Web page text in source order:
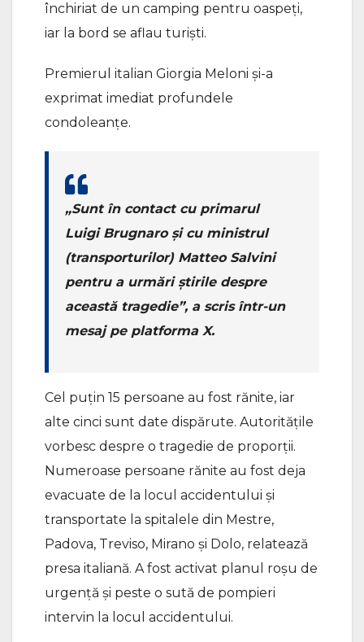
închiriat de un camping pentru oaspeţi,
iar la bord se aflau turişti.
Premierul italian Giorgia Meloni şi-a
exprimat imediat profundele
condoleanţe.
„Sunt în contact cu primarul
Luigi Brugnaro şi cu ministrul
(transporturilor) Matteo Salvini
pentru a urmări ştirile despre
această tragedie”, a scris într-un
mesaj pe platforma X.
Cel puțin 15 persoane au fost rănite, iar
alte cinci sunt date dispărute. Autorităţile
vorbesc despre o tragedie de proporţii.
Numeroase persoane rănite au fost deja
evacuate de la locul accidentului şi
transportate la spitalele din Mestre,
Padova, Treviso, Mirano şi Dolo, relatează
presa italiană. A fost activat planul roșu de
urgență și peste o sută de pompieri
intervin la locul accidentului.